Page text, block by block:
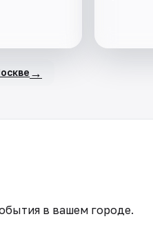
→
в вашем городе.